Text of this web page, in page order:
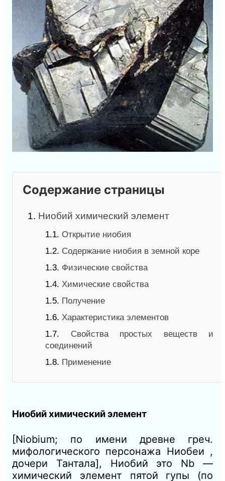
Содержание страницы
1. Ниобий химический элемент
1.1. Открытие ниобия
1.2. Содержание ниобия в земной коре
1.3. Физические свойства
1.4. Химические свойства
1.5. Получение
1.6. Характеристика элементов
1.7. Свойства простых веществ и
соединений
1.8. Применение
Ниобий химический элемент
[Niobium; по имени древне греч.
мифологического персонажа Ниобеи ,
дочери Тантала], Ниобий это Nb —
химический элемент пятой гупы (по